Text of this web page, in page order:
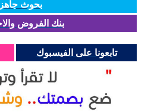
بحوث
بنك الفروض
تابعونا على الفيسبوك